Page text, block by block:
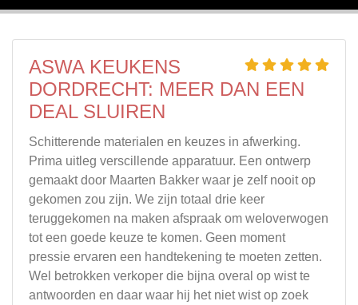
ASWA KEUKENS
DORDRECHT: MEER DAN EEN
DEAL SLUIREN
Schitterende materialen en keuzes in afwerking.
Prima uitleg verscillende apparatuur. Een ontwerp
gemaakt door Maarten Bakker waar je zelf nooit op
gekomen zou zijn. We zijn totaal drie keer
teruggekomen na maken afspraak om weloverwogen
tot een goede keuze te komen. Geen moment
pressie ervaren een handtekening te moeten zetten.
Wel betrokken verkoper die bijna overal op wist te
antwoorden en daar waar hij het niet wist op zoek